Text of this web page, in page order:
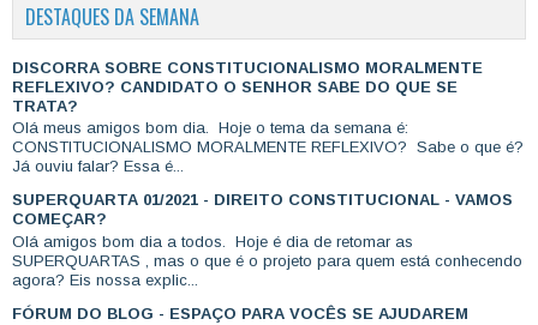
DESTAQUES DA SEMANA
DISCORRA SOBRE CONSTITUCIONALISMO MORALMENTE
REFLEXIVO? CANDIDATO O SENHOR SABE DO QUE SE
TRATA?
Olá meus amigos bom dia. Hoje o tema da semana é:
CONSTITUCIONALISMO MORALMENTE REFLEXIVO? Sabe o que é?
Já ouviu falar? Essa é...
SUPERQUARTA 01/2021 - DIREITO CONSTITUCIONAL - VAMOS
COMEÇAR?
Olá amigos bom dia a todos. Hoje é dia de retomar as
SUPERQUARTAS , mas o que é o projeto para quem está conhecendo
agora? Eis nossa explic...
FÓRUM DO BLOG - ESPAÇO PARA VOCÊS SE AJUDAREM